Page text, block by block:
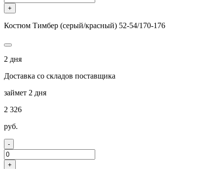
+
Костюм Тимбер (серый/красный) 52-54/170-176
2 дня
Доставка со складов поставщика
займет 2 дня
2 326
руб.
-
+